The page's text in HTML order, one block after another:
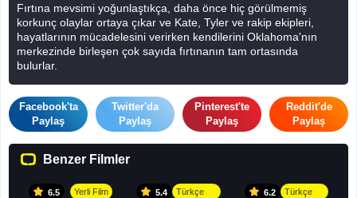
Fırtına mevsimi yoğunlaştıkça, daha önce hiç görülmemiş
korkunç olaylar ortaya çıkar ve Kate, Tyler ve rakip ekipleri,
hayatlarının mücadelesini verirken kendilerini Oklahoma'nın
merkezinde birleşen çok sayıda fırtınanın tam ortasında
bulurlar.
Facebook'ta
Paylaş
Twitter'da
Paylaş
Pinterest'te
Paylaş
Reddit'de
Paylaş
Benzer Filmler
6.5 Yerli Film 5.4
Türkçe
6.2
Türkçe